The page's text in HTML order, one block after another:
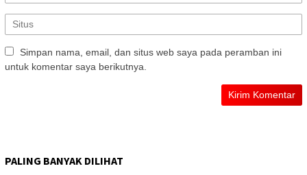
Simpan nama, email, dan situs web saya pada peramban ini
untuk komentar saya berikutnya.
PALING BANYAK DILIHAT